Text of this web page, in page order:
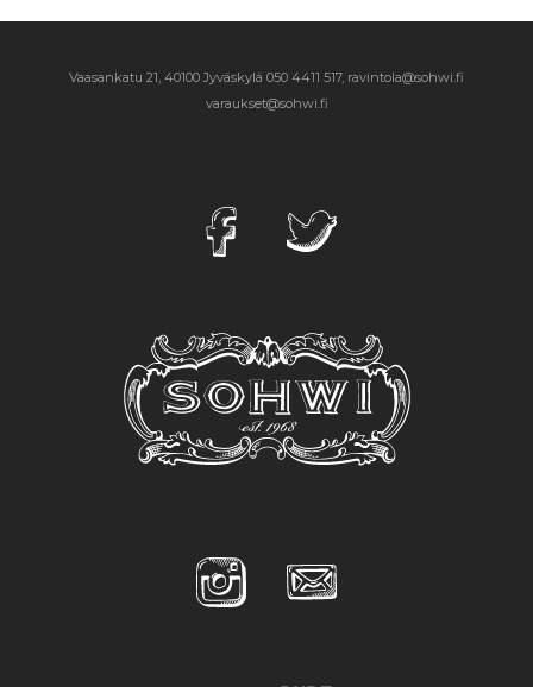
Vaasankatu 21, 40100 Jyväskylä 050 4411 517, ravintola@sohwi.fi
varaukset@sohwi.fi